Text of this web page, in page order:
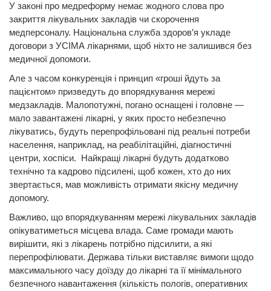
У законі про медреформу немає жодного слова про
закриття лікувальних закладів чи скорочення
медперсоналу. Національна служба здоров’я укладе
договори з УСІМА лікарнями, щоб ніхто не залишився без
медичної допомоги.
Але з часом конкуренція і принцип «гроші йдуть за
пацієнтом» призведуть до впорядкування мережі
медзакладів. Малопотужні, погано оснащені і головне —
мало завантажені лікарні, у яких просто небезпечно
лікуватись, будуть перепрофільовані під реальні потреби
населення, наприклад, на реабілітаційні, діагностичні
центри, хоспіси. Найкращі лікарні будуть додатково
технічно та кадрово підсилені, щоб кожен, хто до них
звертається, мав можливість отримати якісну медичну
допомогу.
Важливо, що впорядкуванням мережі лікувальних закладів
опікуватиметься місцева влада. Саме громади мають
вирішити, які з лікарень потрібно підсилити, а які
перепрофілювати. Держава тільки виставляє вимоги щодо
максимального часу доїзду до лікарні та її мінімального
безпечного навантаження (кількість пологів, оперативних